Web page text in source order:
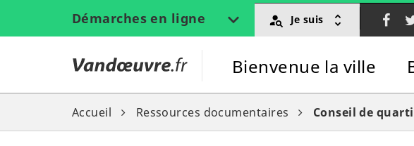
Démarches en ligne Je suis
Vandœuvre.fr Bienvenue la ville
Accueil Ressources documentaires Conseil de